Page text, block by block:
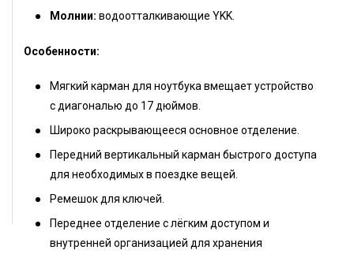
Молнии: водоотталкивающие YKK.
Особенности:
Мягкий карман для ноутбука вмещает устройство
с диагональю до 17 дюймов.
Широко раскрывающееся основное отделение.
Передний вертикальный карман быстрого доступа
для необходимых в поездке вещей.
Ремешок для ключей.
Переднее отделение с лёгким доступом и
внутренней организацией для хранения